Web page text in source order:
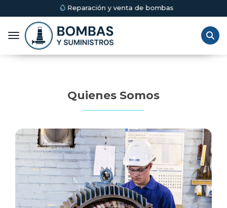
Reparación y venta de bombas
Toggle navigation
Quienes Somos